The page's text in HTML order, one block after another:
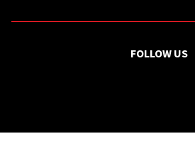
FOLLOW US